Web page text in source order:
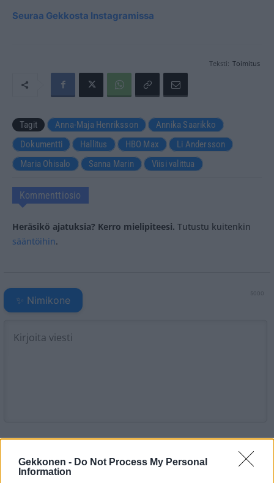
Gekkonen - Do Not Process My Personal
Information
Seuraa Gekkosta Instagramissa
Teksti: Toimitus
Tagit Anna-Maja Henriksson
Annika Saarikko
Dokumentti
Hallitus HBO Max
Li Andersson
Maria Ohisalo
Sanna Marin Viisi valittua
Kommenttiosio
Heräsikö ajatuksia? Kerro mielipiteesi. Tutustu kuitenkin
sääntöihin.
5000
✨ Nimikone
KOMMENTTIA